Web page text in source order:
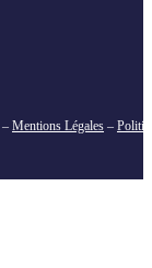
– Mentions Légales –